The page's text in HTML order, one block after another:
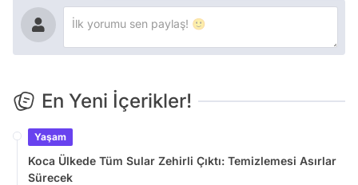
En Yeni İçerikler!
Yaşam
Koca Ülkede Tüm Sular Zehirli Çıktı: Temizlemesi Asırlar
Sürecek